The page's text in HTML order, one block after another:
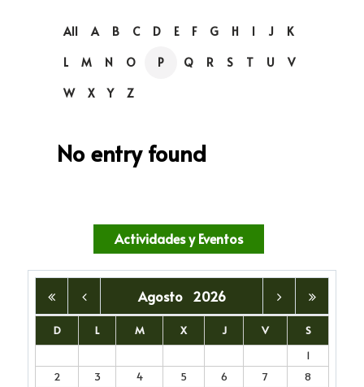
All A B C D E F G H I J
K
L
M N O P Q R S T U
V
W
X Y Z
No entry found
Actividades y Eventos
Agosto 2026
D L M X J V
S
1
2
3 4 5 6 7
8